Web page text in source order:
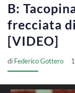
B:
frecciata
[VIDEO]
di Federico Gottero